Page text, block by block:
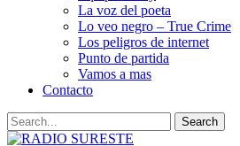
La voz del poeta
Lo veo negro – True Crime
Los peligros de internet
Punto de partida
Vamos a mas
Contacto